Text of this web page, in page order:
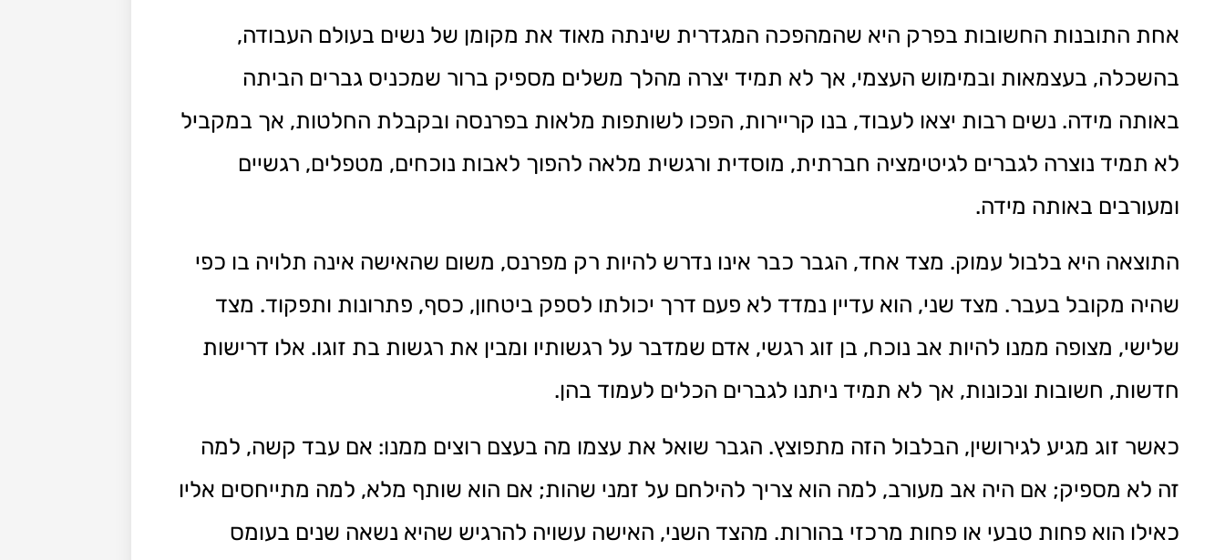
אחת התובנות החשובות בפרק היא שהמהפכה המגדרית שינתה מאוד את מקומן של נשים בעולם העבודה,
בהשכלה, בעצמאות ובמימוש העצמי, אך לא תמיד יצרה מהלך משלים מספיק ברור שמכניס גברים הביתה
באותה מידה. נשים רבות יצאו לעבוד, בנו קריירות, הפכו לשותפות מלאות בפרנסה ובקבלת החלטות, אך במקביל
לא תמיד נוצרה לגברים לגיטימציה חברתית, מוסדית ורגשית מלאה להפוך לאבות נוכחים, מטפלים, רגשיים
ומעורבים באותה מידה.
התוצאה היא בלבול עמוק. מצד אחד, הגבר כבר אינו נדרש להיות רק מפרנס, משום שהאישה אינה תלויה בו כפי
שהיה מקובל בעבר. מצד שני, הוא עדיין נמדד לא פעם דרך יכולתו לספק ביטחון, כסף, פתרונות ותפקוד. מצד
שלישי, מצופה ממנו להיות אב נוכח, בן זוג רגשי, אדם שמדבר על רגשותיו ומבין את רגשות בת זוגו. אלו דרישות
חדשות, חשובות ונכונות, אך לא תמיד ניתנו לגברים הכלים לעמוד בהן.
כאשר זוג מגיע לגירושין, הבלבול הזה מתפוצץ. הגבר שואל את עצמו מה בעצם רוצים ממנו: אם עבד קשה, למה
זה לא מספיק; אם היה אב מעורב, למה הוא צריך להילחם על זמני שהות; אם הוא שותף מלא, למה מתייחסים אליו
כאילו הוא פחות טבעי או פחות מרכזי בהורות. מהצד השני, האישה עשויה להרגיש שהיא נשאה שנים בעומס